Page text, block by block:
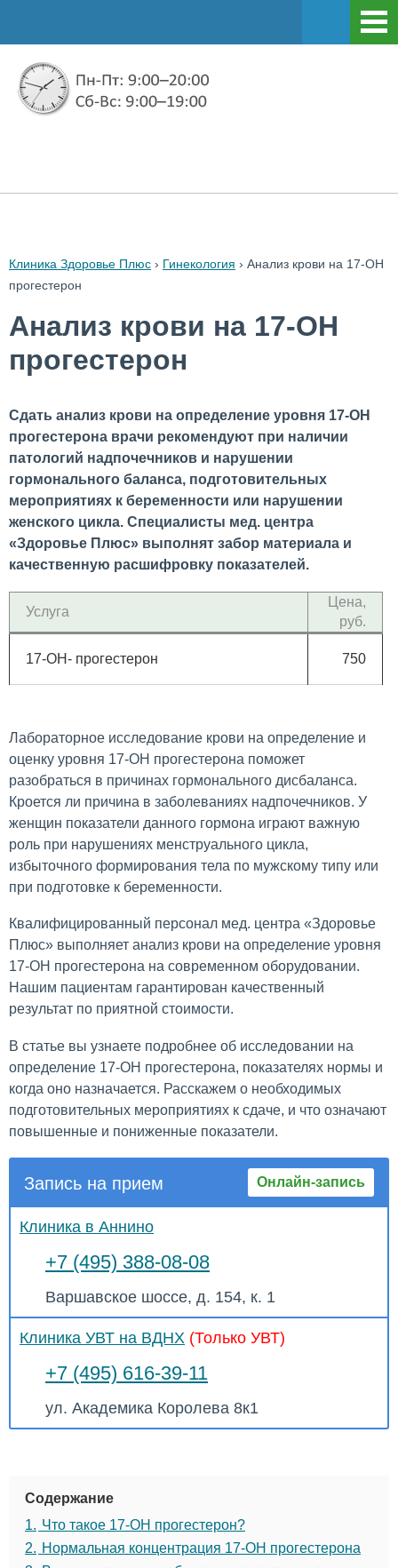
Клиника Здоровье Плюс › Гинекология › Анализ крови на 17-ОН
прогестерон
Анализ крови на 17-ОН
прогестерон
Сдать анализ крови на определение уровня 17-ОН
прогестерона врачи рекомендуют при наличии
патологий надпочечников и нарушении
гормонального баланса, подготовительных
мероприятиях к беременности или нарушении
женского цикла. Специалисты мед. центра
«Здоровье Плюс» выполнят забор материала и
качественную расшифровку показателей.
Услуга
Цена,
руб.
17-ОН- прогестерон 750
Лабораторное исследование крови на определение и
оценку уровня 17-ОН прогестерона поможет
разобраться в причинах гормонального дисбаланса.
Кроется ли причина в заболеваниях надпочечников. У
женщин показатели данного гормона играют важную
роль при нарушениях менструального цикла,
избыточного формирования тела по мужскому типу или
при подготовке к беременности.
Квалифицированный персонал мед. центра «Здоровье
Плюс» выполняет анализ крови на определение уровня
17-ОН прогестерона на современном оборудовании.
Нашим пациентам гарантирован качественный
результат по приятной стоимости.
В статье вы узнаете подробнее об исследовании на
определение 17-ОН прогестерона, показателях нормы и
когда оно назначается. Расскажем о необходимых
подготовительных мероприятиях к сдаче, и что означают
повышенные и пониженные показатели.
Запись на прием Онлайн-запись
Клиника в Аннино
+7 (495) 388-08-08
Варшавское шоссе, д. 154, к. 1
Клиника УВТ на ВДНХ (Только УВТ)
+7 (495) 616-39-11
ул. Академика Королева 8к1
Содержание
1. Что такое 17-ОН прогестерон?
2. Нормальная концентрация 17-ОН прогестерона